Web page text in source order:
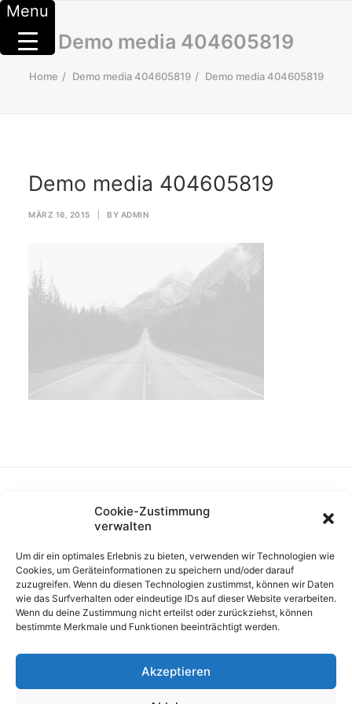
Cookie-Zustimmung
verwalten
Um dir ein optimales Erlebnis zu bieten, verwenden wir Technologien wie
Cookies, um Geräteinformationen zu speichern und/oder darauf
zuzugreifen. Wenn du diesen Technologien zustimmst, können wir Daten
wie das Surfverhalten oder eindeutige IDs auf dieser Website verarbeiten.
Wenn du deine Zustimmung nicht erteilst oder zurückziehst, können
bestimmte Merkmale und Funktionen beeinträchtigt werden.
Akzeptieren
Demo media 404605819
Home Demo media 404605819 Demo media 404605819
Demo media 404605819
MÄRZ 16, 2015 BY ADMIN
Menu